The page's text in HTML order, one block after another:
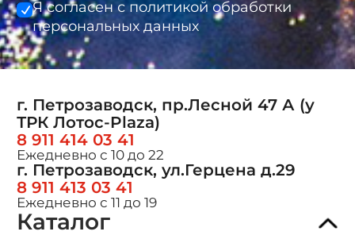
Я согласен с политикой обработки
персональных данных
г. Петрозаводск, пр.Лесной 47 А (у
ТРК Лотос-Plaza)
8 911 414 03 41
Ежедневно с 10 до 22
г. Петрозаводск, ул.Герцена д.29
8 911 413 03 41
Ежедневно с 11 до 19
Каталог